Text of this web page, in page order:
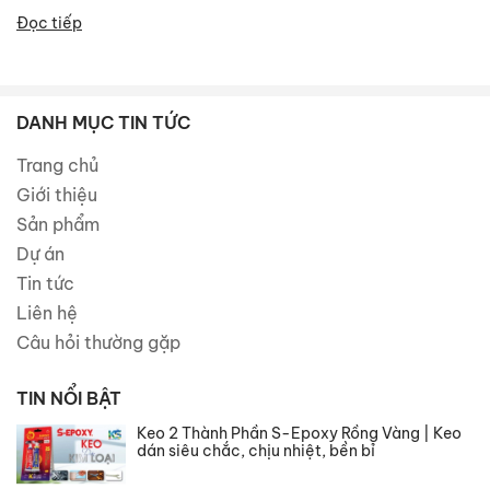
tinh. Giải pháp kết dính...
Đọc tiếp
DANH MỤC TIN TỨC
Trang chủ
Giới thiệu
Sản phẩm
Dự án
Tin tức
Liên hệ
Câu hỏi thường gặp
TIN NỔI BẬT
Keo 2 Thành Phần S-Epoxy Rồng Vàng | Keo
dán siêu chắc, chịu nhiệt, bền bỉ